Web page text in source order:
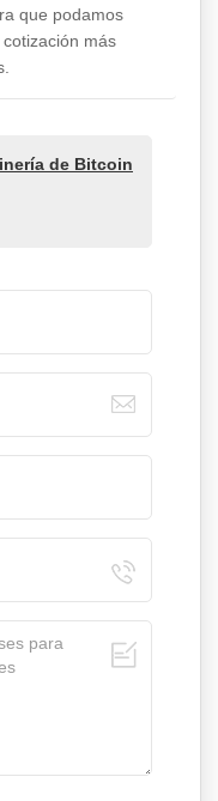
que podamos
más
de Bitcoin